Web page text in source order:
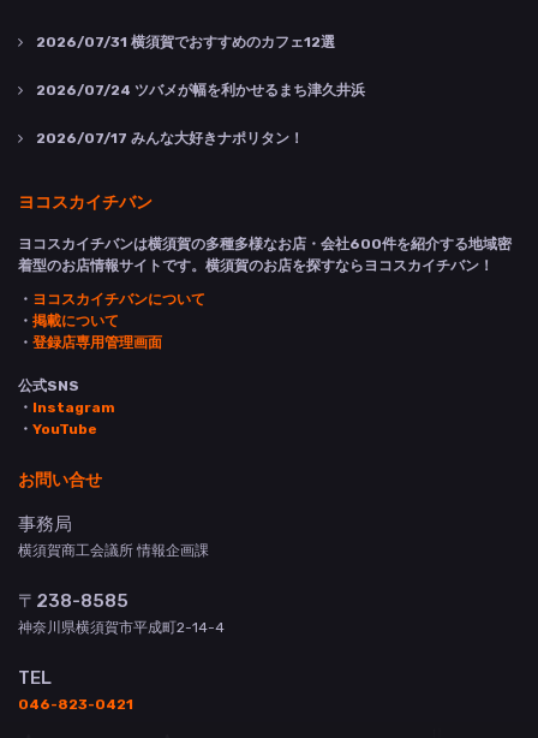
2026/07/31 横須賀でおすすめのカフェ12選
2026/07/24 ツバメが幅を利かせるまち津久井浜
2026/07/17 みんな大好きナポリタン！
ヨコスカイチバン
ヨコスカイチバンは横須賀の多種多様なお店・会社600件を紹介する地域密
着型のお店情報サイトです。横須賀のお店を探すならヨコスカイチバン！
・ ヨコスカイチバンについて
・ 掲載について
・ 登録店専用管理画面
公式SNS
・ Instagram
・ YouTube
お問い合せ
事務局
横須賀商工会議所 情報企画課
〒238-8585
神奈川県横須賀市平成町2-14-4
TEL
046-823-0421